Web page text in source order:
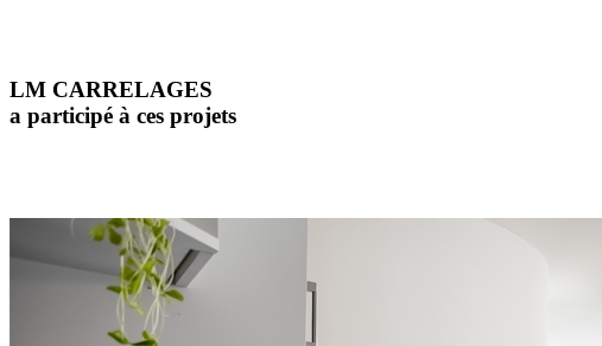
LM CARRELAGES
a participé à ces projets